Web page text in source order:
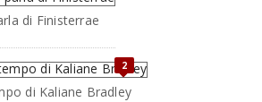
di Finisterrae
2
di Kaliane Bradley